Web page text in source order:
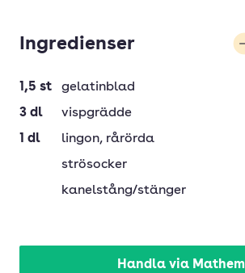
Ingredienser
1,5 st
gelatinblad
3 dl
vispgrädde
1 dl lingon, rårörda
strösocker
kanelstång/stänger
Handla via Mathem